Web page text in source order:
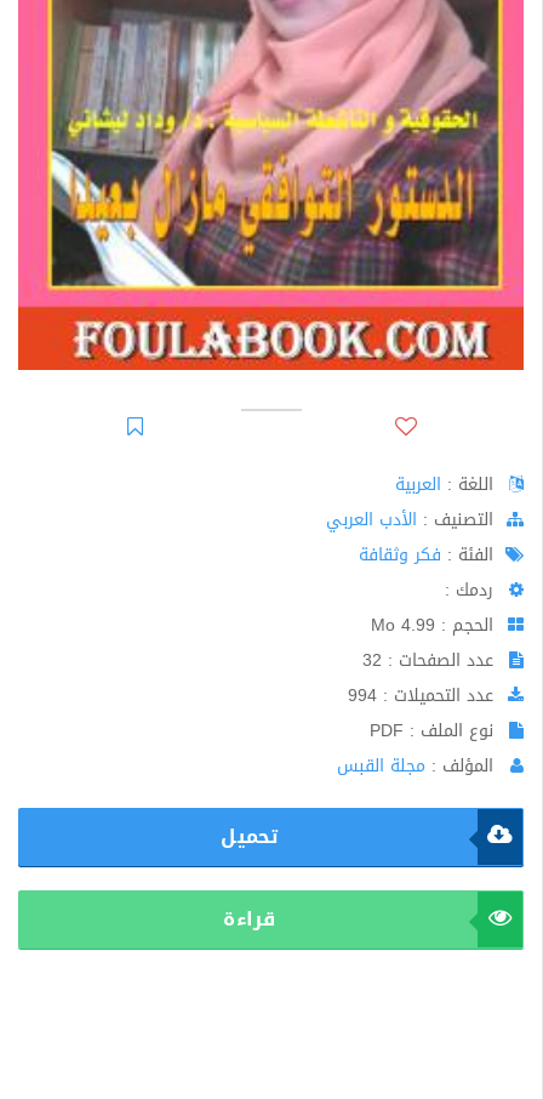
اللغة : العربية
اﻟﺘﺼﻨﻴﻒ : الأدب العربي
الفئة : فكر وثقافة
ردمك :
الحجم : 4.99 Mo
عدد الصفحات : 32
عدد التحميلات : 994
نوع الملف : PDF
المؤلف : مجلة القبس
تحميل
قراءة